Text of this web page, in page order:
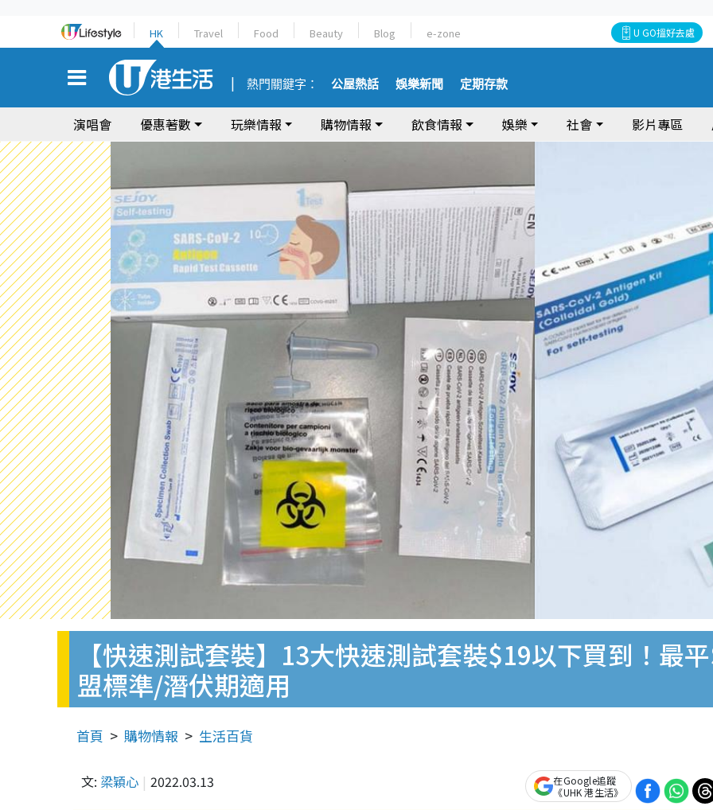
HK Travel Food Beauty Blog e-zone U GO搵好去處
熱門關鍵字： 公屋熱話 娛樂新聞 定期存款
演唱會 優惠著數 玩樂情報 購物情報 飲食情報 娛樂 社會 影片專區
【快速測試套裝】13大快速測試套裝$19以下買到！最
盟標準/潛伏期適用
首頁 購物情報 生活百貨
文: 梁穎心 2022.03.13
在Google追蹤
《UHK 港生活》